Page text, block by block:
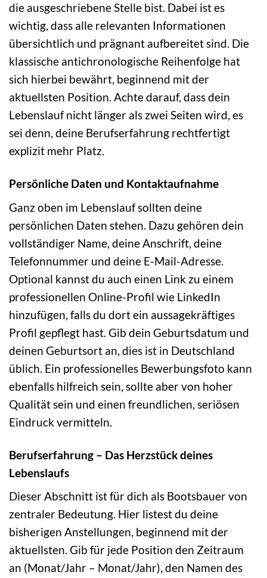
die ausgeschriebene Stelle bist. Dabei ist es
wichtig, dass alle relevanten Informationen
übersichtlich und prägnant aufbereitet sind. Die
klassische antichronologische Reihenfolge hat
sich hierbei bewährt, beginnend mit der
aktuellsten Position. Achte darauf, dass dein
Lebenslauf nicht länger als zwei Seiten wird, es
sei denn, deine Berufserfahrung rechtfertigt
explizit mehr Platz.
Persönliche Daten und Kontaktaufnahme
Ganz oben im Lebenslauf sollten deine
persönlichen Daten stehen. Dazu gehören dein
vollständiger Name, deine Anschrift, deine
Telefonnummer und deine E-Mail-Adresse.
Optional kannst du auch einen Link zu einem
professionellen Online-Profil wie LinkedIn
hinzufügen, falls du dort ein aussagekräftiges
Profil gepflegt hast. Gib dein Geburtsdatum und
deinen Geburtsort an, dies ist in Deutschland
üblich. Ein professionelles Bewerbungsfoto kann
ebenfalls hilfreich sein, sollte aber von hoher
Qualität sein und einen freundlichen, seriösen
Eindruck vermitteln.
Berufserfahrung – Das Herzstück deines
Lebenslaufs
Dieser Abschnitt ist für dich als Bootsbauer von
zentraler Bedeutung. Hier listest du deine
bisherigen Anstellungen, beginnend mit der
aktuellsten. Gib für jede Position den Zeitraum
an (Monat/Jahr – Monat/Jahr), den Namen des